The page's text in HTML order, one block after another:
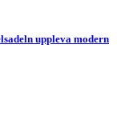
uppleva modern